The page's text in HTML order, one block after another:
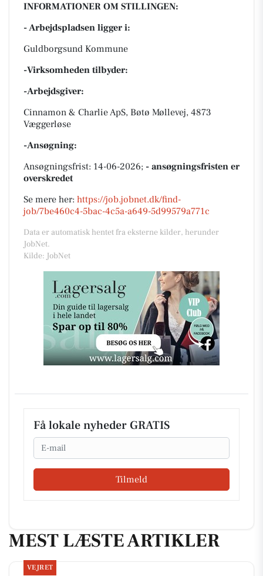
INFORMATIONER OM STILLINGEN:
- Arbejdspladsen ligger i:
Guldborgsund Kommune
-Virksomheden tilbyder:
-Arbejdsgiver:
Cinnamon & Charlie ApS, Bøtø Møllevej, 4873
Væggerløse
-Ansøgning:
Ansøgningsfrist: 14-06-2026; - ansøgningsfristen er
overskredet
Se mere her: https://job.jobnet.dk/find-
job/7be460c4-5bac-4c5a-a649-5d99579a771c
Data er automatisk hentet fra eksterne kilder, herunder
JobNet.
Kilde: JobNet
Få lokale nyheder GRATIS
Email
Tilmeld
MEST LÆSTE ARTIKLER
VEJRET